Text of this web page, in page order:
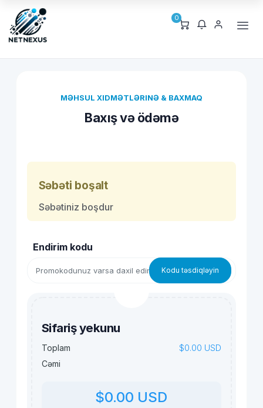
0
MƏHSUL XIDMƏTLƏRINƏ & BAXMAQ
Baxış və ödəmə
Səbəti boşalt
Səbətiniz boşdur
Endirim kodu
Kodu təsdiqləyin
Sifariş yekunu
Toplam $0.00 USD
Cəmi
$0.00 USD